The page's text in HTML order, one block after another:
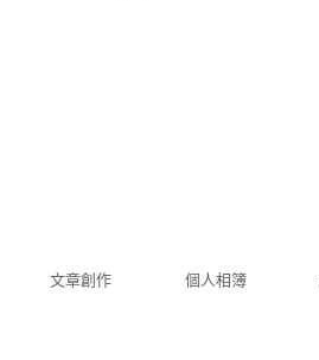
文章創作 個人相簿